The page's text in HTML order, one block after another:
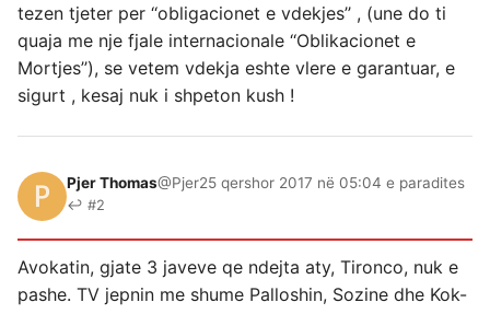
tezen tjeter per ‘‘obligacionet e vdekjes’’ , (une do ti
quaja me nje fjale internacionale ‘‘Oblikacionet e
Mortjes’’), se vetem vdekja eshte vlere e garantuar, e
sigurt , kesaj nuk i shpeton kush !
Pjer Thomas@Pjer25 qershor 2017 në 05:04 e paradites
↩ #2
Avokatin, gjate 3 javeve qe ndejta aty, Tironco, nuk e
pashe. TV jepnin me shume Palloshin, Sozine dhe Kok-